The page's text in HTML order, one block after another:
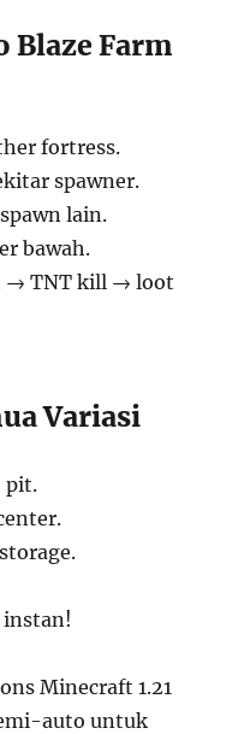
Farm
fortress.
spawner.
lain.
bawah.
→ TNT kill → loot
Variasi
pit.
instan!
Minecraft 1.21
auto untuk